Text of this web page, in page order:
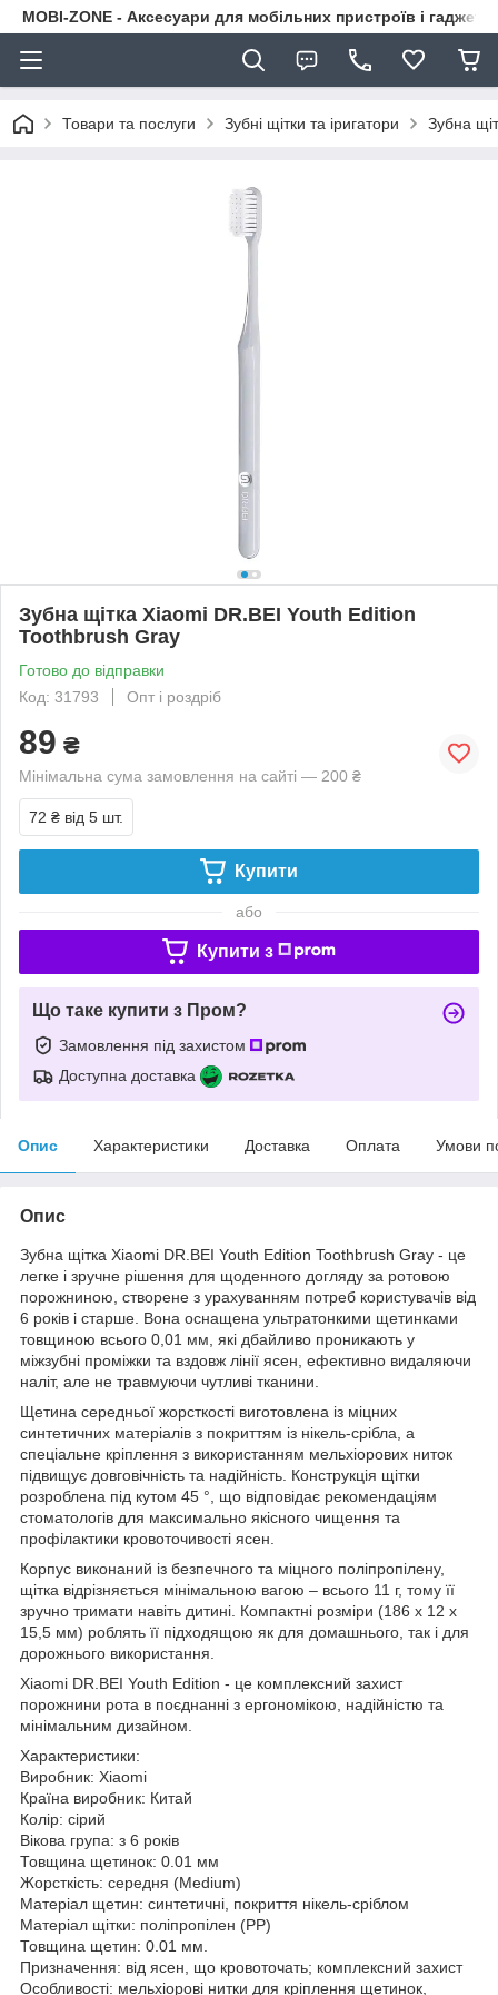
MOBI-ZONE - Аксесуари для мобільних пристроїв і гаджети
Товари та послуги Зубні щітки та іригатори Зубна
Зубна щітка Xiaomi DR.BEI Youth Edition
Toothbrush Gray
Готово до відправки
Код: 31793
Опт і роздріб
89 ₴
Мінімальна сума замовлення на сайті — 200 ₴
72 ₴ від 5 шт.
Купити
або
Купити з
Що таке купити з Пром?
Замовлення під захистом
Доступна доставка
Опис Характеристики Доставка Оплата Умови
Опис
Зубна щітка Xiaomi DR.BEI Youth Edition Toothbrush Gray - це
легке і зручне рішення для щоденного догляду за ротовою
порожниною, створене з урахуванням потреб користувачів від
6 років і старше. Вона оснащена ультратонкими щетинками
товщиною всього 0,01 мм, які дбайливо проникають у
міжзубні проміжки та вздовж лінії ясен, ефективно видаляючи
наліт, але не травмуючи чутливі тканини.
Щетина середньої жорсткості виготовлена із міцних
синтетичних матеріалів з покриттям із нікель-срібла, а
спеціальне кріплення з використанням мельхіорових ниток
підвищує довговічність та надійність. Конструкція щітки
розроблена під кутом 45 °, що відповідає рекомендаціям
стоматологів для максимально якісного чищення та
профілактики кровоточивості ясен.
Корпус виконаний із безпечного та міцного поліпропілену,
щітка відрізняється мінімальною вагою – всього 11 г, тому її
зручно тримати навіть дитині. Компактні розміри (186 х 12 х
15,5 мм) роблять її підходящою як для домашнього, так і для
дорожнього використання.
Xiaomi DR.BEI Youth Edition - це комплексний захист
порожнини рота в поєднанні з ергономікою, надійністю та
мінімальним дизайном.
Характеристики:
Виробник: Xiaomi
Країна виробник: Китай
Колір: сірий
Вікова група: з 6 років
Товщина щетинок: 0.01 мм
Жорсткість: середня (Medium)
Матеріал щетин: синтетичні, покриття нікель-сріблом
Матеріал щітки: поліпропілен (PP)
Товщина щетин: 0.01 мм.
Призначення: від ясен, що кровоточать; комплексний захист
Особливості: мельхіорові нитки для кріплення щетинок,